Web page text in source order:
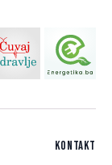
Kontakt